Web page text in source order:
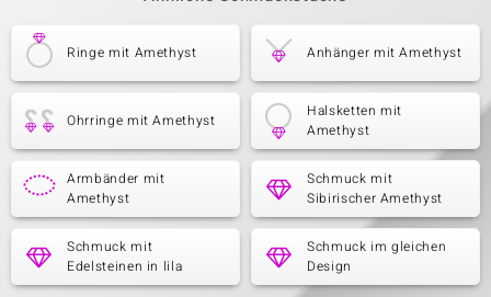
Ringe mit Amethyst Anhänger mit Amethyst
Ohrringe mit Amethyst
Halsketten mit
Amethyst
Armbänder mit
Amethyst
Schmuck mit
Sibirischer Amethyst
Schmuck mit
Edelsteinen in lila
Schmuck im gleichen
Design